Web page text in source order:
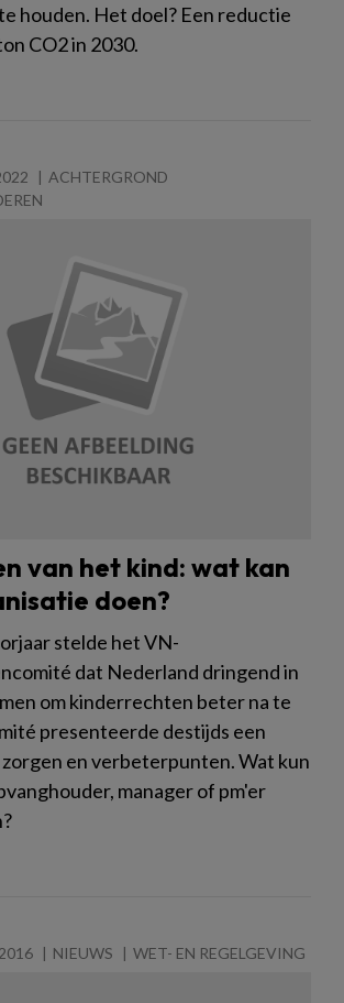
houden. Het doel? Een reductie
CO2 in 2030.
ACHTERGROND
van het kind: wat kan
doen?
stelde het VN-
dat Nederland dringend in
om kinderrechten beter na te
presenteerde destijds een
en verbeterpunten. Wat kun
manager of pm'er
NIEUWS WET- EN REGELGEVING